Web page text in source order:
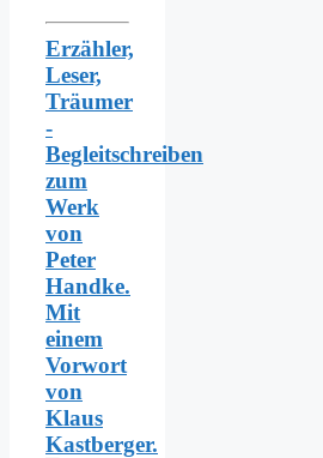
Erzähler,
Leser,
Träumer
-
Begleitschreiben
zum
Werk
von
Peter
Handke.
Mit
einem
Vorwort
von
Klaus
Kastberger.